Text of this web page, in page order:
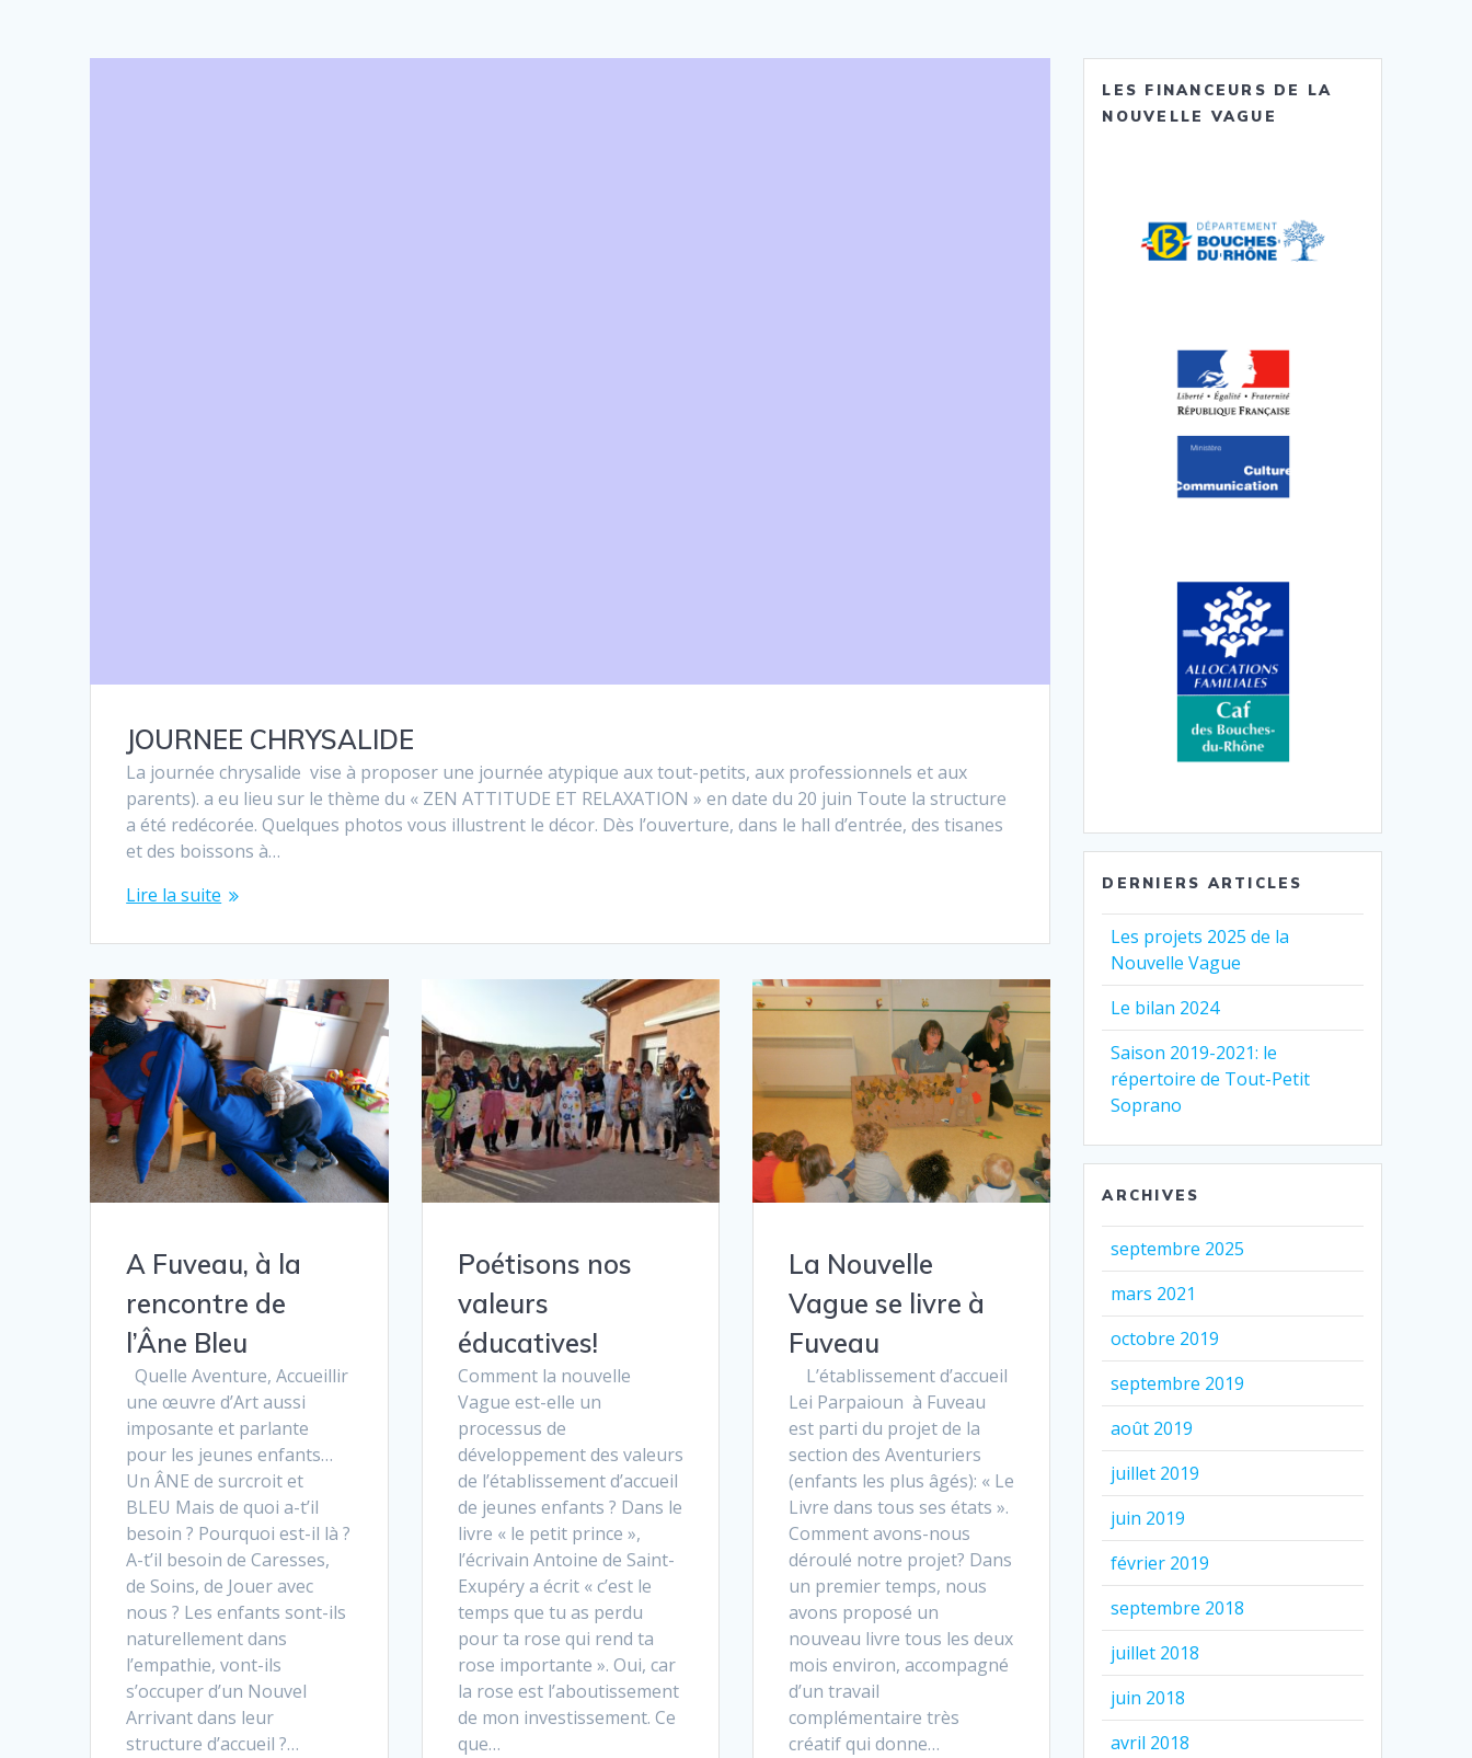
JOURNEE CHRYSALIDE
La journée chrysalide vise à proposer une journée atypique aux tout-petits, aux professionnels et aux
parents). a eu lieu sur le thème du « ZEN ATTITUDE ET RELAXATION » en date du 20 juin Toute la structure
a été redécorée. Quelques photos vous illustrent le décor. Dès l’ouverture, dans le hall d’entrée, des tisanes
et des boissons à…
Lire la suite
A Fuveau, à la
rencontre de
l’Âne Bleu
Quelle Aventure, Accueillir
une œuvre d’Art aussi
imposante et parlante
pour les jeunes enfants…
Un ÂNE de surcroit et
BLEU Mais de quoi a-t’il
besoin ? Pourquoi est-il là ?
A-t’il besoin de Caresses,
de Soins, de Jouer avec
nous ? Les enfants sont-ils
naturellement dans
l’empathie, vont-ils
s’occuper d’un Nouvel
Arrivant dans leur
structure d’accueil ?…
Poétisons nos
valeurs
éducatives!
Comment la nouvelle
Vague est-elle un
processus de
développement des valeurs
de l’établissement d’accueil
de jeunes enfants ? Dans le
livre « le petit prince »,
l’écrivain Antoine de Saint-
Exupéry a écrit « c’est le
temps que tu as perdu
pour ta rose qui rend ta
rose importante ». Oui, car
la rose est l’aboutissement
de mon investissement. Ce
que…
La Nouvelle
Vague se livre à
Fuveau
L’établissement d’accueil
Lei Parpaioun à Fuveau
est parti du projet de la
section des Aventuriers
(enfants les plus âgés): « Le
Livre dans tous ses états ».
Comment avons-nous
déroulé notre projet? Dans
un premier temps, nous
avons proposé un
nouveau livre tous les deux
mois environ, accompagné
d’un travail
complémentaire très
créatif qui donne…
LES FINANCEURS DE LA
NOUVELLE VAGUE
DERNIERS ARTICLES
Les projets 2025 de la
Nouvelle Vague
Le bilan 2024
Saison 2019-2021: le
répertoire de Tout-Petit
Soprano
ARCHIVES
septembre 2025
mars 2021
octobre 2019
septembre 2019
août 2019
juillet 2019
juin 2019
février 2019
septembre 2018
juillet 2018
juin 2018
avril 2018